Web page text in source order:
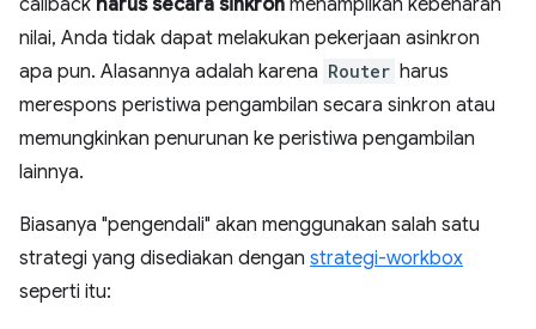
callback harus secara sinkron menampilkan kebenaran
nilai, Anda tidak dapat melakukan pekerjaan asinkron
apa pun. Alasannya adalah karena Router harus
merespons peristiwa pengambilan secara sinkron atau
memungkinkan penurunan ke peristiwa pengambilan
lainnya.
Biasanya "pengendali" akan menggunakan salah satu
strategi yang disediakan dengan strategi-workbox
seperti itu: